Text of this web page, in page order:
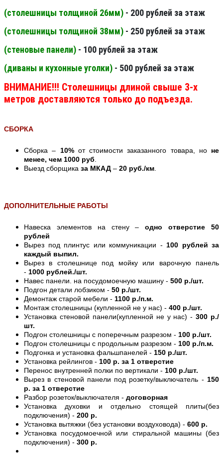
(столешницы толщиной 26мм) - 200 рублей за этаж
(столешницы толщиной 38мм) - 250 рублей за этаж
(стеновые панели) - 100 рублей за этаж
(диваны и кухонные уголки) - 500 рублей за этаж
ВНИМАНИЕ!!! Столешницы длиной свыше 3-х
метров доставляются только до подъезда.
СБОРКА
Сборка – 10%от стоимости заказанного товара, но не
менее, чем 1000 руб
Выезд сборщика за МКАД – 20 руб./км
ДОПОЛНИТЕЛЬНЫЕ РАБОТЫ
Навеска элементов на стену –одно отверстие 50
рублей
Вырез под плинтус или коммуникации - 100 рублей за
каждый выпил.
Вырез в столешнице под мойку или варочную панель
- 1000 рублей./шт.
Навес панели. на посудомоечную машину - 500 р./шт.
Подгон детали лобзиком - 50 р./шт.
Демонтаж старой мебели - 1100 р./п.м.
Монтаж столешницы (купленной не у нас) - 400 р./шт.
Установка стеновой панели(купленной не у нас) -300 р./
шт.
Подгон столешницы с поперечным разрезом - 100 р./шт.
Подгон столешницы с продольным разрезом - 100 р./п.м.
Подгонка и установка фальшпанелей - 150 р./шт.
Установка рейлингов - 100 р. за 1 отверстие
Перенос внутренней полки по вертикали - 100 р./шт.
Вырез в стеновой панели под розетку/выключатель - 150
р. за 1 отверстие
Разбор розеток/выключателя - договорная
Установка духовки и отдельно стоящей плиты(без
подключения) - 200 р.
Установка вытяжки (без установки воздуховода) - 600 р.
Установка посудомоечной или стиральной машины (без
подключения) - 300 р.